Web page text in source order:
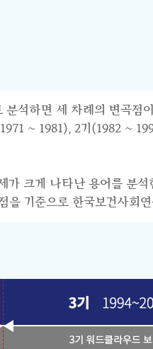
석하면 세 차례의 변곡점
~ 1981), 2기(1982 ~
크게 나타난 용어를 분
기준으로 한국보건사회